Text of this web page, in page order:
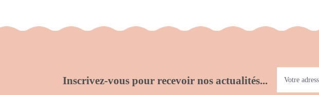
Inscrivez-vous pour recevoir nos actualités...